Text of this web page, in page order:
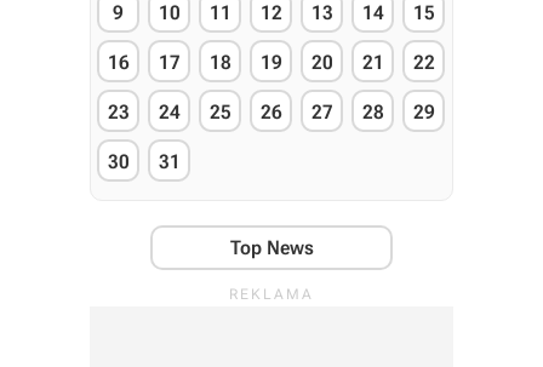
9 10 11 12 13 14 15
16 17 18 19 20 21 22
23 24 25 26 27 28 29
30 31
Top News